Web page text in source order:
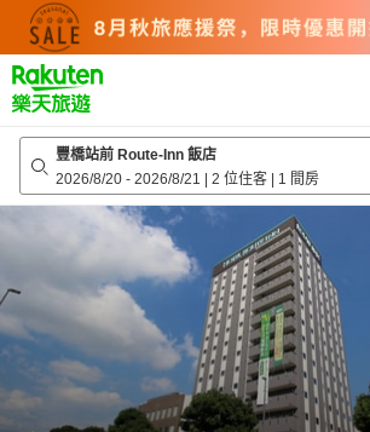
top
page
豐橋站前 Route-Inn 飯店
2026/8/20 - 2026/8/21 | 2 位住客 | 1 間房